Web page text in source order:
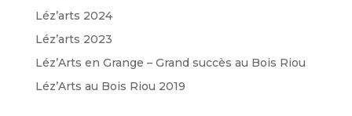
Léz’arts 2024
Léz’arts 2023
Léz’Arts en Grange – Grand succès au Bois Riou
Léz’Arts au Bois Riou 2019